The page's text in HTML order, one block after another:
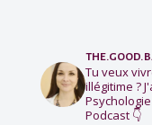
Tu veux
illégitime ?
Podcast 👇